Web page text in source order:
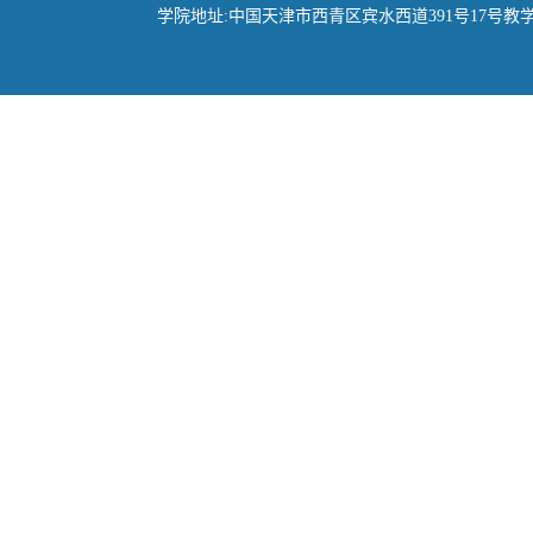
学院地址:中国天津市西青区宾水西道391号17号教